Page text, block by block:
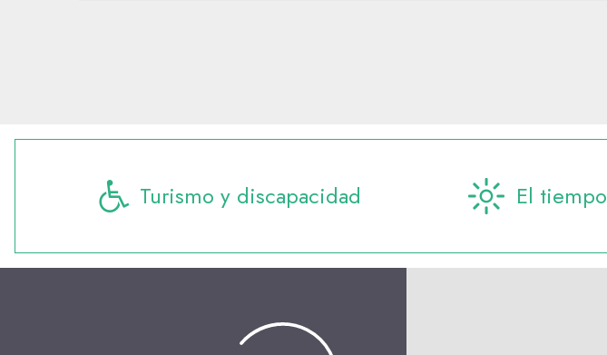
Turismo y discapacidad El tiempo